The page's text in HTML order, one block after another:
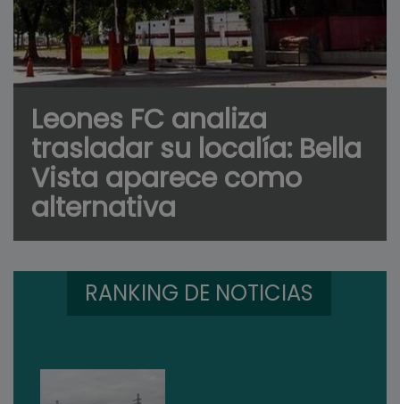
Leones FC analiza
trasladar su localía: Bella
Vista aparece como
alternativa
RANKING DE NOTICIAS